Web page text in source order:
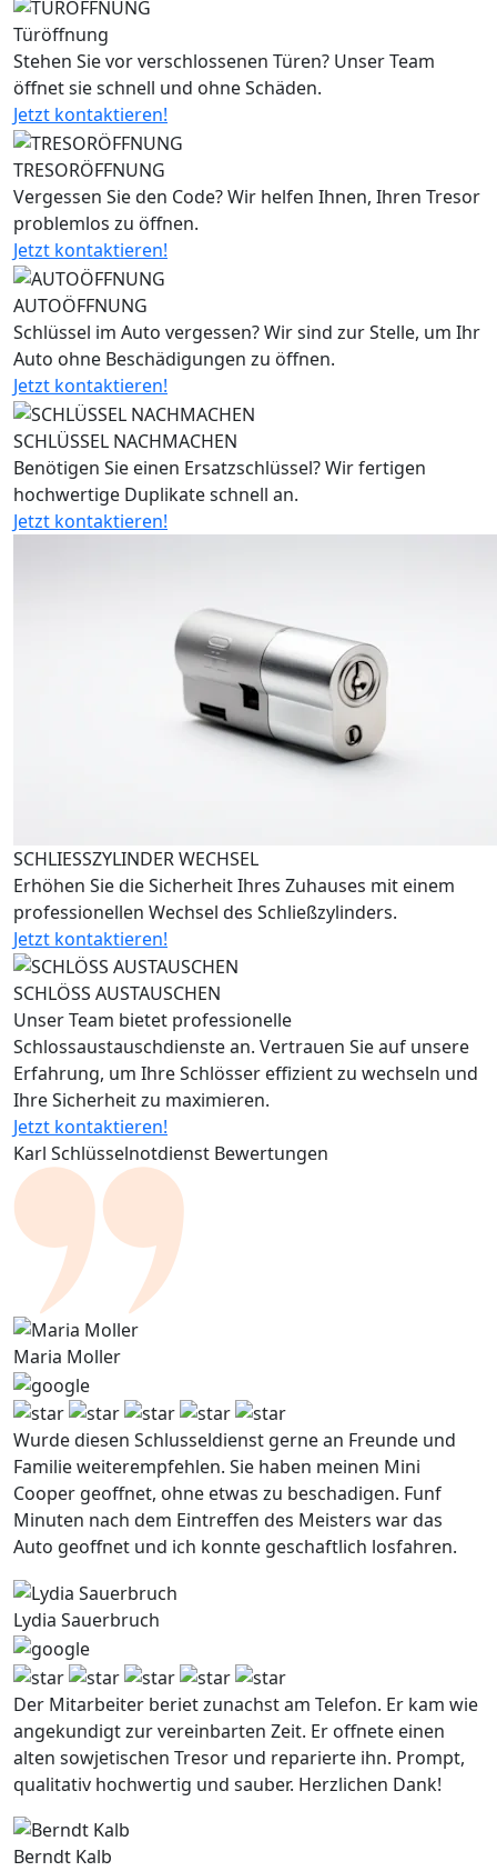
Türöffnung
Stehen Sie vor verschlossenen Türen? Unser Team
öffnet sie schnell und ohne Schäden.
Jetzt kontaktieren!
TRESORÖFFNUNG
Vergessen Sie den Code? Wir helfen Ihnen, Ihren Tresor
problemlos zu öffnen.
Jetzt kontaktieren!
AUTOÖFFNUNG
Schlüssel im Auto vergessen? Wir sind zur Stelle, um Ihr
Auto ohne Beschädigungen zu öffnen.
Jetzt kontaktieren!
SCHLÜSSEL NACHMACHEN
Benötigen Sie einen Ersatzschlüssel? Wir fertigen
hochwertige Duplikate schnell an.
Jetzt kontaktieren!
SCHLIESSZYLINDER WECHSEL
Erhöhen Sie die Sicherheit Ihres Zuhauses mit einem
professionellen Wechsel des Schließzylinders.
Jetzt kontaktieren!
SCHLÖSS AUSTAUSCHEN
Unser Team bietet professionelle
Schlossaustauschdienste an. Vertrauen Sie auf unsere
Erfahrung, um Ihre Schlösser effizient zu wechseln und
Ihre Sicherheit zu maximieren.
Jetzt kontaktieren!
Karl Schlüsselnotdienst Bewertungen
Maria Moller
Wurde diesen Schlusseldienst gerne an Freunde und
Familie weiterempfehlen. Sie haben meinen Mini
Cooper geoffnet, ohne etwas zu beschadigen. Funf
Minuten nach dem Eintreffen des Meisters war das
Auto geoffnet und ich konnte geschaftlich losfahren.
Lydia Sauerbruch
Der Mitarbeiter beriet zunachst am Telefon. Er kam wie
angekundigt zur vereinbarten Zeit. Er offnete einen
alten sowjetischen Tresor und reparierte ihn. Prompt,
qualitativ hochwertig und sauber. Herzlichen Dank!
Berndt Kalb